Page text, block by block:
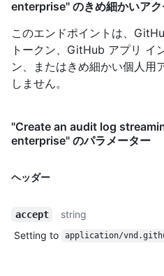
enterprise" のきめ細かいア
このエンドポイントは、
トークン、GitHub アプリ イ
ン、またはきめ細かい個人用
しません。
"Create an audit log
enterprise" のパラメーター
ヘッダー
accept
string
Setting to
application/